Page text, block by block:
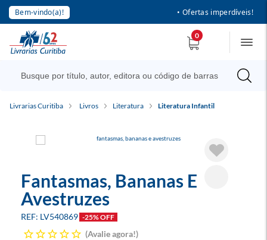
Bem-vindo(a)! • Ofertas imperdíveis!
0
Livrarias Curitiba Livros Literatura Literatura Infantil
Fantasmas, Bananas E
Avestruzes
LV540869 -25% OFF
Avalie agora!